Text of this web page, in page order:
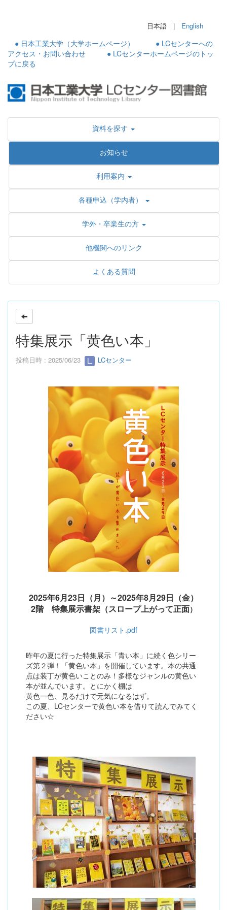
日本語 | English
● 日本工業大学（大学ホームページ）
● LCセンターへの
アクセス・お問い合わせ
● LCセンターホームページのトッ
プに戻る
資料を探す
お知らせ
利用案内
各種申込（学内者）
学外・卒業生の方
他機関へのリンク
よくある質問
特集展示「黄色い本」
投稿日時 : 2025/06/23 LCセンター
2025年6月23日（月）～2025年8月29日（金）
2階 特集展示書架（スロープ上がって正面）
図書リスト.pdf
昨年の夏に行った特集展示「青い本」に続く色シリー
ズ第２弾！「黄色い本」を開催しています。本の共通
点は装丁が黄色いことのみ！多様なジャンルの黄色い
本が並んでいます。とにかく棚は
黄色一色、見るだけで元気になるはず。
この夏、LCセンターで黄色い本を借りて読んでみてく
ださい☆